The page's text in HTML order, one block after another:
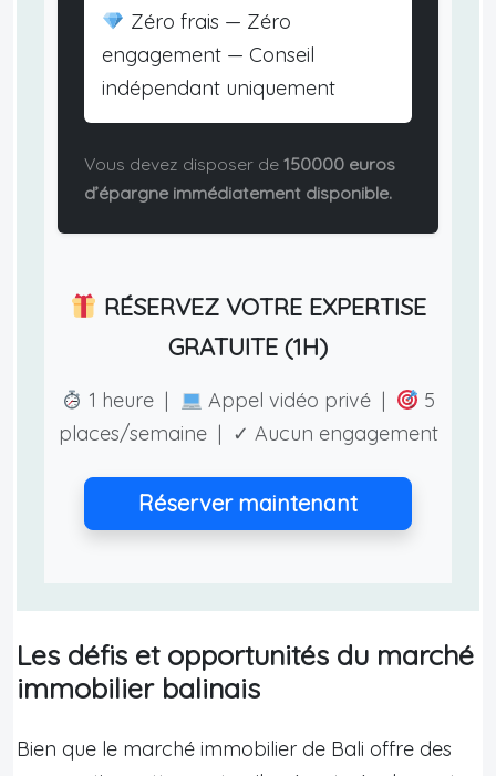
Zéro frais — Zéro
engagement — Conseil
indépendant uniquement
Vous devez disposer de 150000 euros
d’épargne immédiatement disponible.
RÉSERVEZ VOTRE EXPERTISE
GRATUITE (1H)
1 heure | Appel vidéo privé |
5
places/semaine | ✓ Aucun engagement
Réserver maintenant
Les défis et opportunités du marché
immobilier balinais
Bien que le marché immobilier de Bali offre des